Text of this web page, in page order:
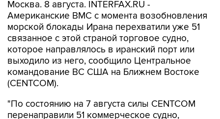
морской блокады Ирана перехватили уже 51
связанное с этой страной торговое судно,
которое направлялось в иранский порт или
выходило из него, сообщило Центральное
командование ВС США на Ближнем Востоке
(CENTCOM).
"По состоянию на 7 августа силы CENTCOM
вывели из строя два и провели досмотр еще